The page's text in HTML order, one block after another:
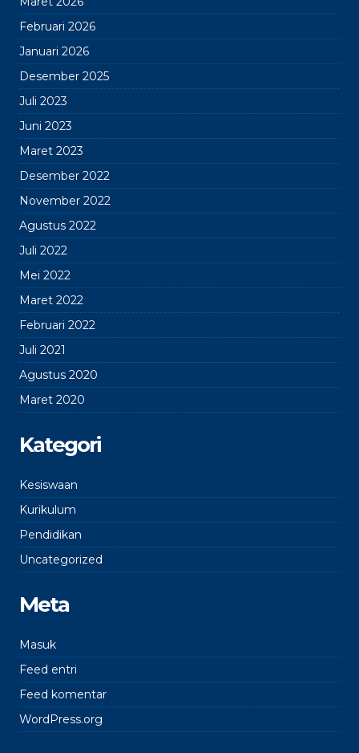
Februari 2026
Januari 2026
Desember 2025
Juli 2023
Juni 2023
Maret 2023
Desember 2022
November 2022
Agustus 2022
Juli 2022
Mei 2022
Maret 2022
Februari 2022
Juli 2021
Agustus 2020
Maret 2020
Kategori
Kesiswaan
Kurikulum
Pendidikan
Uncategorized
Meta
Masuk
Feed entri
Feed komentar
WordPress.org